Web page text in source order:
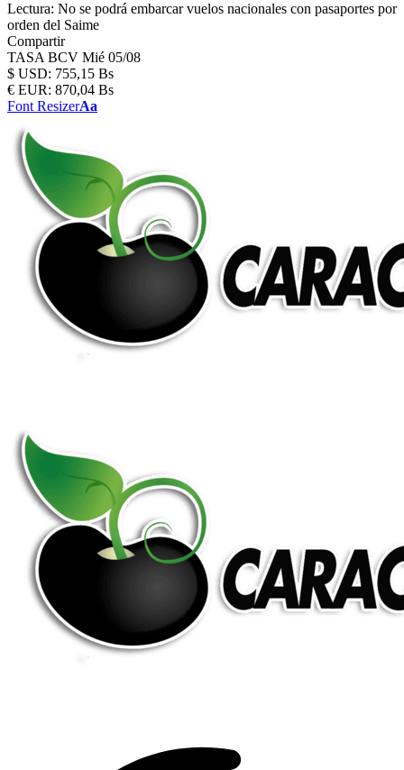
Lectura: No se podrá embarcar vuelos nacionales con pasaportes por
orden del Saime
Compartir
TASA BCV Mié 05/08
$ USD: 755,15 Bs
€ EUR: 870,04 Bs
Font ResizerAa